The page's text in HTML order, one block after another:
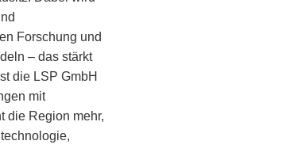
Forschung und
– das stärkt
die LSP GmbH
mit
die Region mehr,